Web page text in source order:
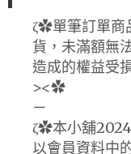
ζ✿單筆訂單商
貨，未滿額無
造成的權益受
><✿
－
ζ✿本小舖2024
以會員資料中